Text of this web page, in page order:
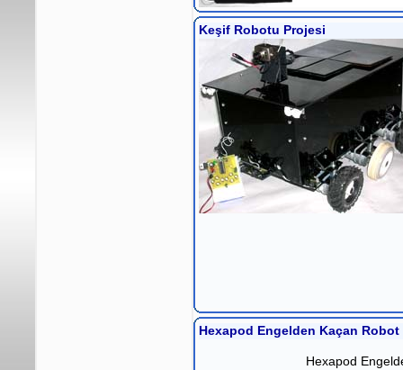
Keşif Robotu Projesi
Hexapod Engelden Kaçan Robot
Hexapod